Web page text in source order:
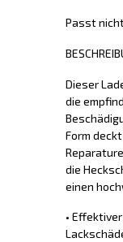
Passt
Dieser
die
Form
die
einen
•